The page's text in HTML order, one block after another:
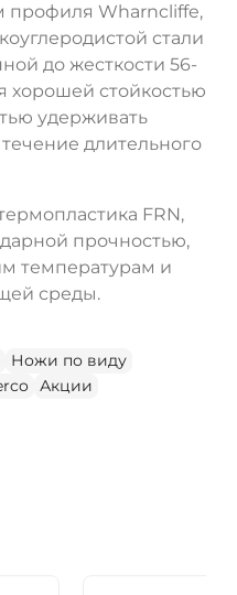
профиля Wharncliffe,
стали
до жесткости 56-
хорошей стойкостью
удерживать
длительного
FRN,
прочностью,
температурам и
среды.
Ножи по виду
Акции